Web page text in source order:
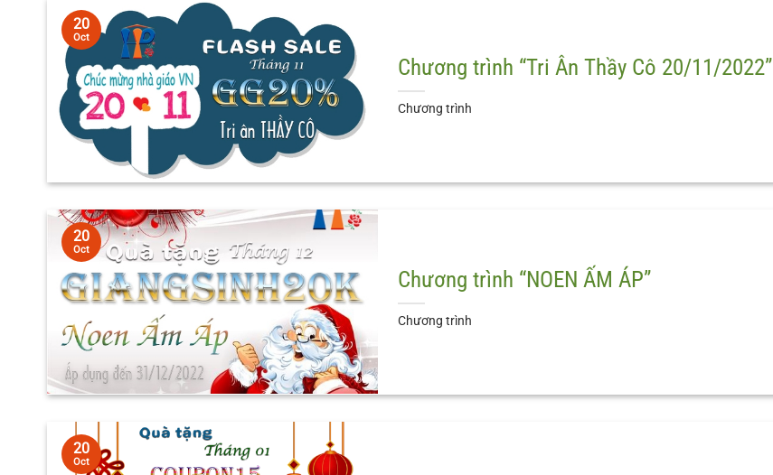
Chương trình “Tri Ân Thầy Cô 20/11/2022”
Chương trình
20
Oct
Chương trình “NOEN ẤM ÁP”
Chương trình
20
Oct
20
Oct